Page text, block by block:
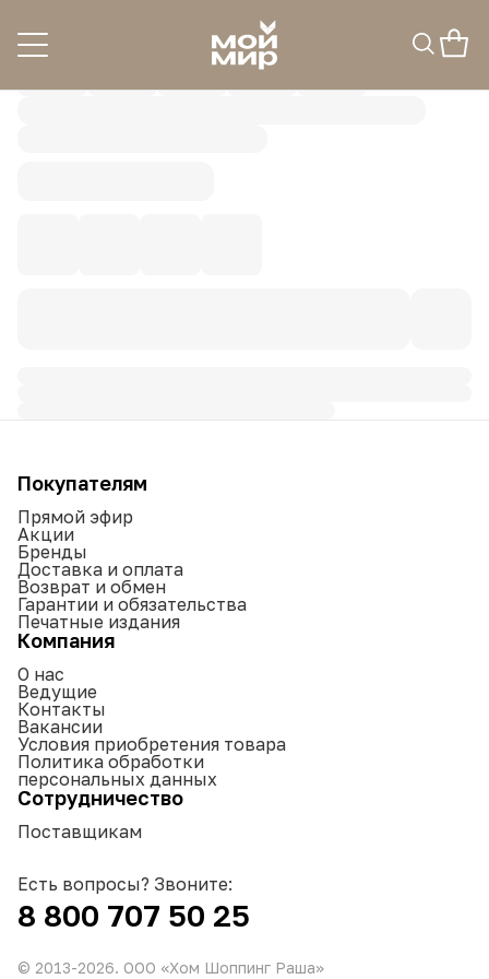
Покупателям
Прямой эфир
Акции
Бренды
Доставка и оплата
Возврат и обмен
Гарантии и обязательства
Печатные издания
Компания
О нас
Ведущие
Контакты
Вакансии
Условия приобретения товара
Политика обработки
персональных данных
Сотрудничество
Поставщикам
Есть вопросы? Звоните:
8 800 707 50 25
© 2013-2026. ООО «Хом Шоппинг Раша»